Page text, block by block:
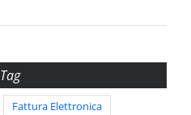
Tag
Fattura Elettronica